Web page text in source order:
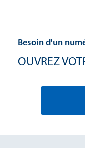
Besoin d'un
OUVREZ